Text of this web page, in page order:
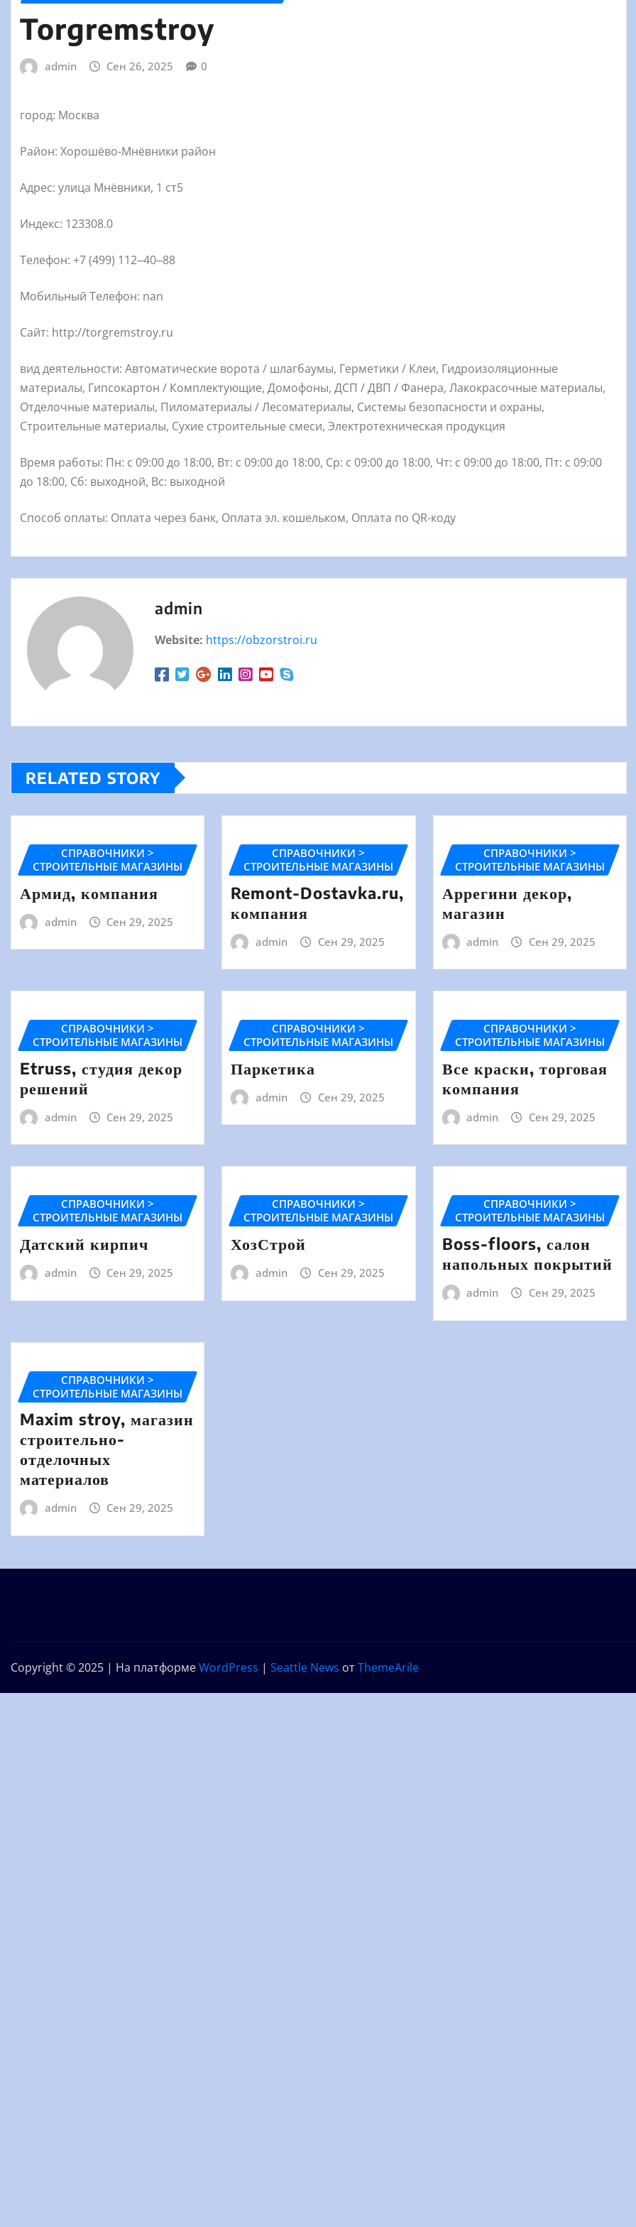
Torgremstroy
admin Сен 26, 2025 0
город: Москва
Район: Хорошёво-Мнёвники район
Адрес: улица Мнёвники, 1 ст5
Индекс: 123308.0
Телефон: +7 (499) 112‒40‒88
Мобильный Телефон: nan
Сайт: http://torgremstroy.ru
вид деятельности: Автоматические ворота / шлагбаумы, Герметики / Клеи, Гидроизоляционные
материалы, Гипсокартон / Комплектующие, Домофоны, ДСП / ДВП / Фанера, Лакокрасочные материалы,
Отделочные материалы, Пиломатериалы / Лесоматериалы, Системы безопасности и охраны,
Строительные материалы, Сухие строительные смеси, Электротехническая продукция
Время работы: Пн: с 09:00 до 18:00, Вт: с 09:00 до 18:00, Ср: с 09:00 до 18:00, Чт: с 09:00 до 18:00, Пт: с 09:00
до 18:00, Сб: выходной, Вс: выходной
Способ оплаты: Оплата через банк, Оплата эл. кошельком, Оплата по QR-коду
admin
Website: https://obzorstroi.ru
RELATED STORY
СПРАВОЧНИКИ >
СТРОИТЕЛЬНЫЕ МАГАЗИНЫ
Армид, компания
admin Сен 29, 2025
СПРАВОЧНИКИ >
СТРОИТЕЛЬНЫЕ МАГАЗИНЫ
Remont-Dostavka.ru,
компания
admin Сен 29, 2025
СПРАВОЧНИКИ >
СТРОИТЕЛЬНЫЕ МАГАЗИНЫ
Аррегини декор,
магазин
admin Сен 29, 2025
СПРАВОЧНИКИ >
СТРОИТЕЛЬНЫЕ МАГАЗИНЫ
Etruss, студия декор
решений
admin Сен 29, 2025
СПРАВОЧНИКИ >
СТРОИТЕЛЬНЫЕ МАГАЗИНЫ
Паркетика
admin Сен 29, 2025
СПРАВОЧНИКИ >
СТРОИТЕЛЬНЫЕ МАГАЗИНЫ
Все краски, торговая
компания
admin Сен 29, 2025
СПРАВОЧНИКИ >
СТРОИТЕЛЬНЫЕ МАГАЗИНЫ
Датский кирпич
admin Сен 29, 2025
СПРАВОЧНИКИ >
СТРОИТЕЛЬНЫЕ МАГАЗИНЫ
ХозСтрой
admin Сен 29, 2025
СПРАВОЧНИКИ >
СТРОИТЕЛЬНЫЕ МАГАЗИНЫ
Boss-floors, салон
напольных покрытий
admin Сен 29, 2025
СПРАВОЧНИКИ >
СТРОИТЕЛЬНЫЕ МАГАЗИНЫ
Maxim stroy, магазин
строительно-
отделочных
материалов
admin Сен 29, 2025
Copyright © 2025 | На платформеWordPress | Seattle News отThemeArile